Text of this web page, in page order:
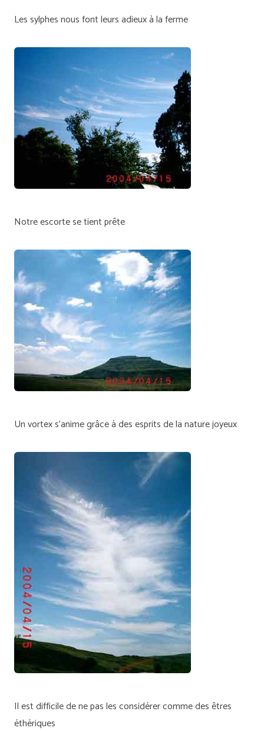
Les sylphes nous font leurs adieux à la ferme
Notre escorte se tient prête
Un vortex s'anime grâce à des esprits de la nature joyeux
Il est difficile de ne pas les considérer comme des êtres
éthériques